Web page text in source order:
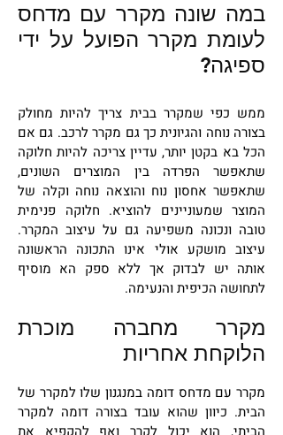
במה שונה מקרר עם מדחס
לעומת מקרר הפועל על ידי
ספיגה?
ממש כפי שמקרר בבית צריך להיות מחולק
בצורה נוחה והגיונית כך גם מקרר לרכב. גם אם
הכל בא בקטן יותר, עדיין צריכה להיות חלוקה
שתאפשר הפרדה בין המוצרים השונים,
שתאפשר אחסון נוח והוצאה נוחה וקלה של
המוצר שמעוניינים להוציא. חלוקה פנימית
טובה ונכונה משפיעה גם על עיצוב המקרר.
עיצוב מושקע אולי אינו התכונה הראשונה
אותה יש לבדוק אך ללא ספק הא מוסיף
לתחושה הכיפית והנעימה.
מקרר מחברה מוכרת
הלוקחת אחריות
מקרר עם מדחס דומה במנגנון שלו למקרר של
הבית. כיוון שהוא עובד בצורה דומה למקרר